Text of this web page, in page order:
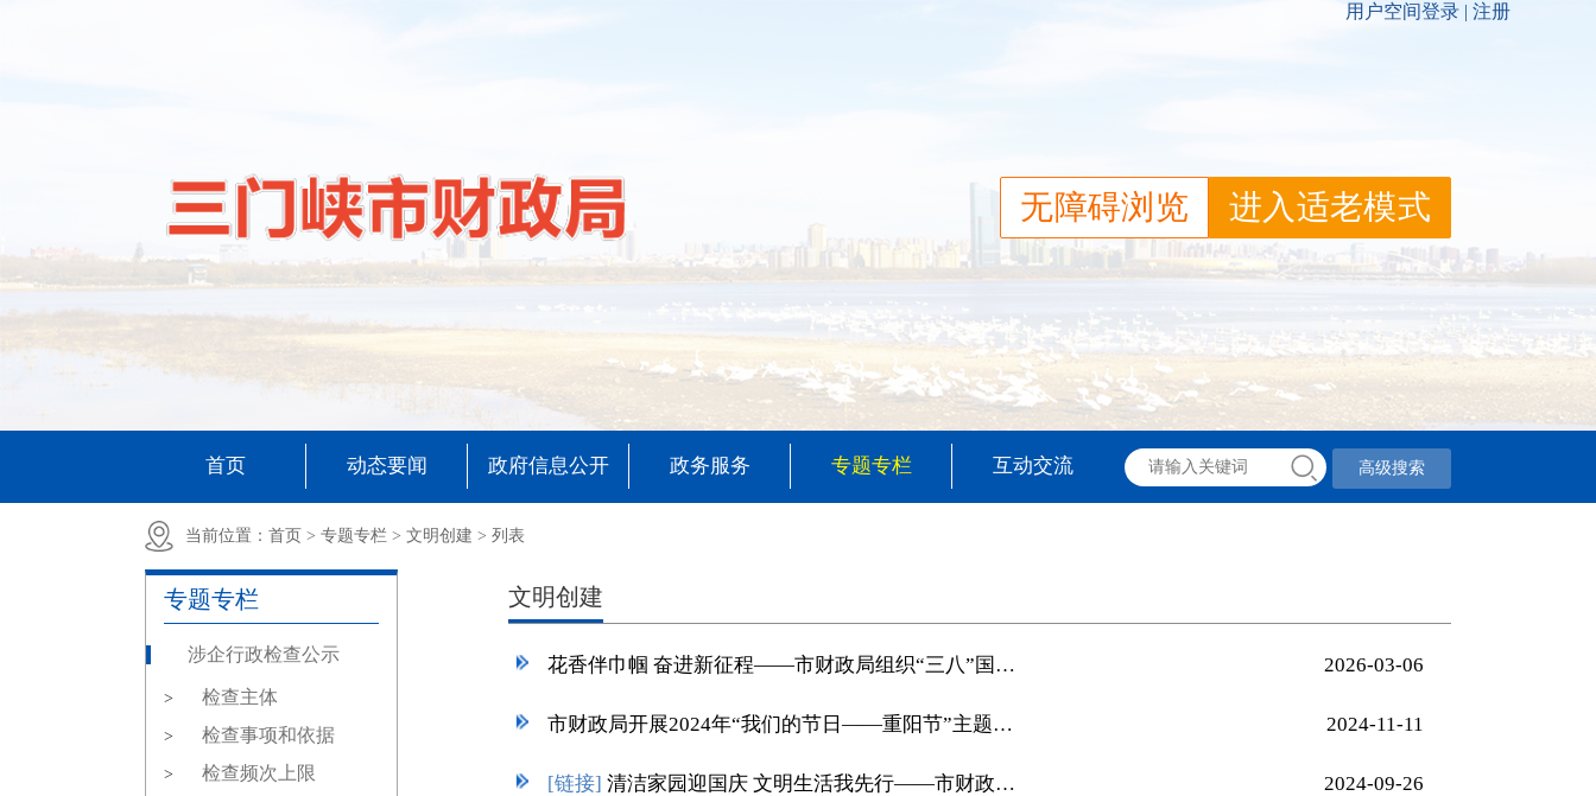
无障碍浏览 进入适老模式
首页 动态要闻 政府信息公开 政务服务 专题专栏 互动交流 高级搜索
当前位置： 首页 > 专题专栏 > 文明创建 > 列表
专题专栏
涉企行政检查公示
> 检查主体
> 检查事项和依据
> 检查频次上限
文明创建
花香伴巾帼 奋进新征程——市财政局组织“三八”国际妇女节主题园艺插花活动 2026-03-06
市财政局开展2024年“我们的节日——重阳节”主题活动 2024-11-11
[链接] 清洁家园迎国庆 文明生活我先行——市财政局开展清洁家园、文明条例宣传志愿服务活动 2024-09-26